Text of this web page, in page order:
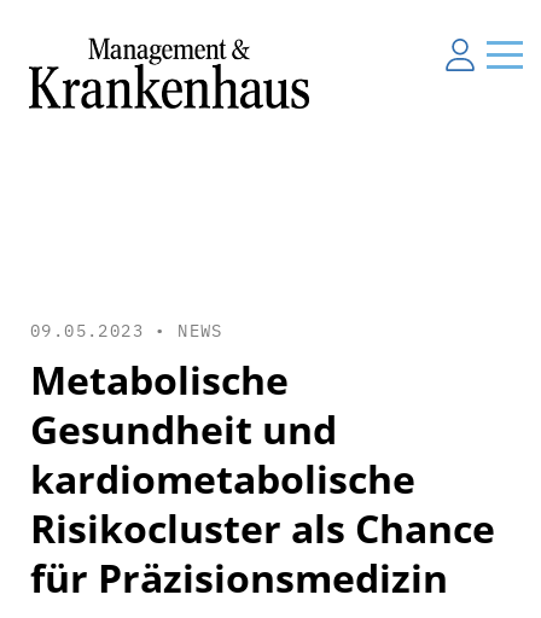
09.05.2023 • NEWS
Metabolische
Gesundheit und
kardiometabolische
Risikocluster als Chance
für Präzisionsmedizin